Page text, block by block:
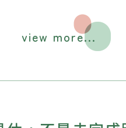
view more...